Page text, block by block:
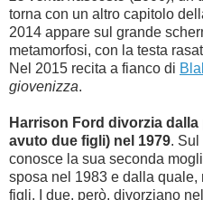
torna con un altro capitolo
2014 appare sul grande
metamorfosi, con la testa
Nel 2015 recita a fianco di
giovenizza.
Harrison Ford divorzia
avuto due figli) nel 1979.
conosce la sua seconda
sposa nel 1983 e dalla quale,
figli. I due, però, divorziano